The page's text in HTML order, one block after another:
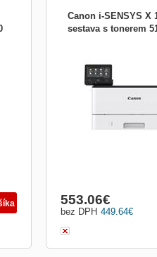
Canon i-SENSYS X
sestava s tonerem
Canon cartridge i-
(T08) Všeobecné
Černobílá laserová
funkce Tisk Specifikace
tisku Jednostranně
449.64€
bez DPH
553.06€